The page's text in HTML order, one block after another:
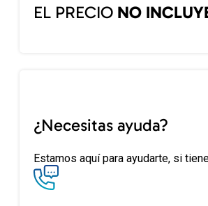
EL PRECIO NO
¿Necesitas ayuda?
Estamos aquí para ayudarte, si